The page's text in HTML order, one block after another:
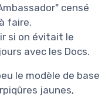
censé
faire.
si on évitait le
avec les Docs.
le modèle de base
jaunes,